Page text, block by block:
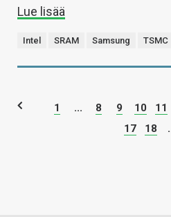
Lue lisää
Intel SRAM Samsung TSMC
1 ... 8 9 10 11
17
18